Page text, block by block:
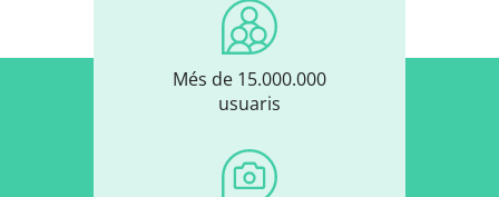
Més de 15.000.000
usuaris